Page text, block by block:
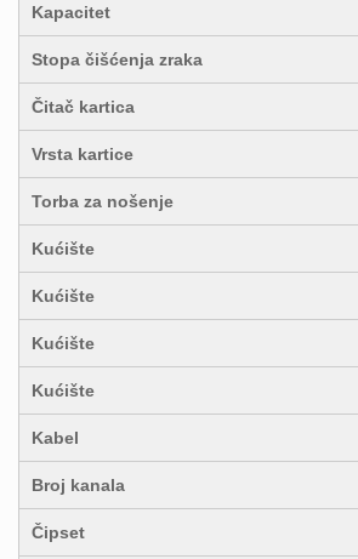
Kapacitet
Stopa čišćenja zraka
Čitač kartica
Vrsta kartice
Torba za nošenje
Kućište
Kućište
Kućište
Kućište
Kabel
Broj kanala
Čipset